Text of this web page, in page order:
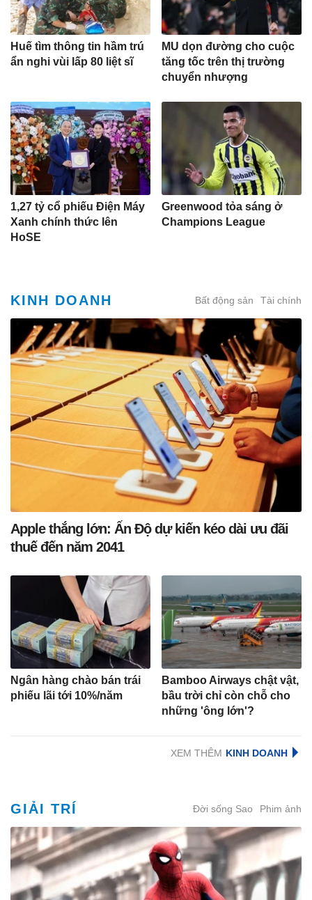
Huế tìm thông tin hầm trú
ẩn nghi vùi lấp 80 liệt sĩ
MU dọn đường cho cuộc
tăng tốc trên thị trường
chuyển nhượng
1,27 tỷ cổ phiếu Điện Máy
Xanh chính thức lên
HoSE
Greenwood tỏa sáng ở
Champions League
KINH DOANH Bất động sản Tài chính
Apple thắng lớn: Ấn Độ dự kiến kéo dài ưu đãi
thuế đến năm 2041
Ngân hàng chào bán trái
phiếu lãi tới 10%/năm
Bamboo Airways chật vật,
bầu trời chỉ còn chỗ cho
những 'ông lớn'?
XEM THÊM
GIẢI TRÍ Đời sống Sao Phim ảnh